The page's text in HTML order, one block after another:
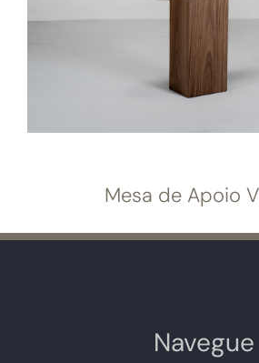
Mesa de Apoio
Navegue